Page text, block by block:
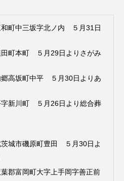
町中三坂字北ノ内 ５月31日
町本町 ５月29日よりさがみ
高坂町中平 ５月30日よりあ
新川町 ５月26日より総合葬
城市磯原町豊田 ５月30日よ
郡富岡町大字上手岡字善正前